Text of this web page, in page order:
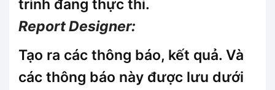
trình đang thực thi.
Report Designer:
Tạo ra các thông báo, kết quả. Và
các thông báo này được lưu dưới